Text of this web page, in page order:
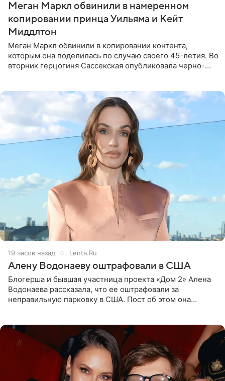
Меган Маркл обвинили в намеренном
копировании принца Уильяма и Кейт
Миддлтон
Меган Маркл обвинили в копировании контента,
которым она поделилась по случаю своего 45-летия. Во
вторник герцогиня Сассекская опубликовала черно-
19 часов назад Lenta.Ru
Алену Водонаеву оштрафовали в США
Блогерша и бывшая участница проекта «Дом 2» Алена
Водонаева рассказала, что ее оштрафовали за
неправильную парковку в США. Пост об этом она